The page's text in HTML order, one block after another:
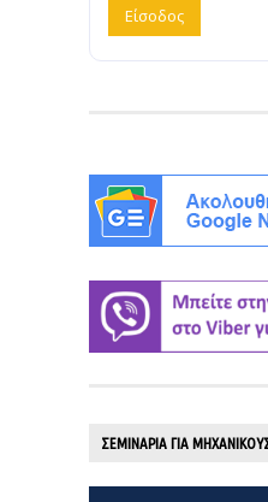
ΣΕΜΙΝΑΡΙΑ ΓΙΑ